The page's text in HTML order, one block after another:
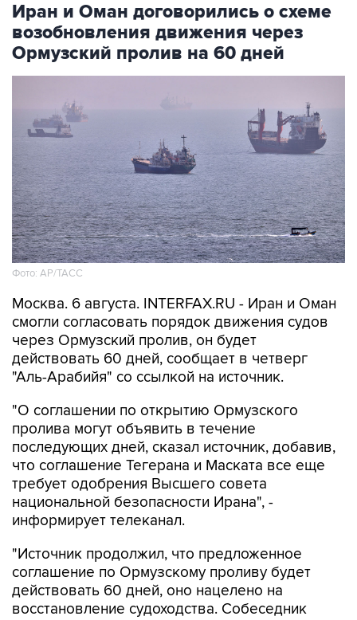
Иран и Оман договорились о схеме
возобновления движения через
Ормузский пролив на 60 дней
Фото: AP/ТАСС
Москва. 6 августа. INTERFAX.RU - Иран и Оман
смогли согласовать порядок движения судов
через Ормузский пролив, он будет
действовать 60 дней, сообщает в четверг
"Аль-Арабийя" со ссылкой на источник.
"О соглашении по открытию Ормузского
пролива могут объявить в течение
последующих дней, сказал источник, добавив,
что соглашение Тегерана и Маската все еще
требует одобрения Высшего совета
национальной безопасности Ирана", -
информирует телеканал.
"Источник продолжил, что предложенное
соглашение по Ормузскому проливу будет
действовать 60 дней, оно нацелено на
восстановление судоходства. Собеседник